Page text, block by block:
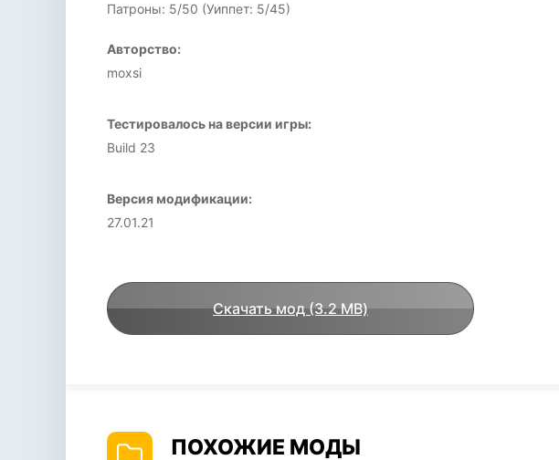
Патроны: 5/50 (Уиппет: 5/45)
Авторство:
moxsi
Тестировалось на версии игры:
Build 23
Версия модификации:
27.01.21
Скачать мод (3.2 MB)
ПОХОЖИЕ МОДЫ